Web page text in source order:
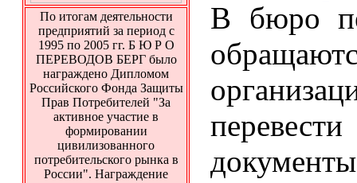
По итогам деятельности
предприятий за период с
1995 по 2005 гг. Б Ю Р О
ПЕРЕВОДОВ БЕРГ было
награждено Дипломом
Российского Фонда Защиты
Прав Потребителей "За
активное участие в
формировании
цивилизованного
потребительского рынка в
России". Награждение
В бюро